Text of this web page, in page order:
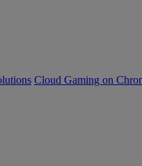
Cloud Gaming on